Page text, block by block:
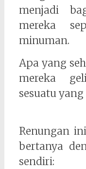
menjadi
mereka
minuman.
Apa yang
mereka
sesuatu
Renungan
bertanya
sendiri: